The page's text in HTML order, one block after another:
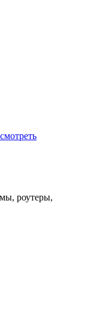
роутеры,